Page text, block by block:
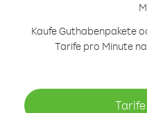
Kaufe Guthabenpakete
Tarife pro Minute